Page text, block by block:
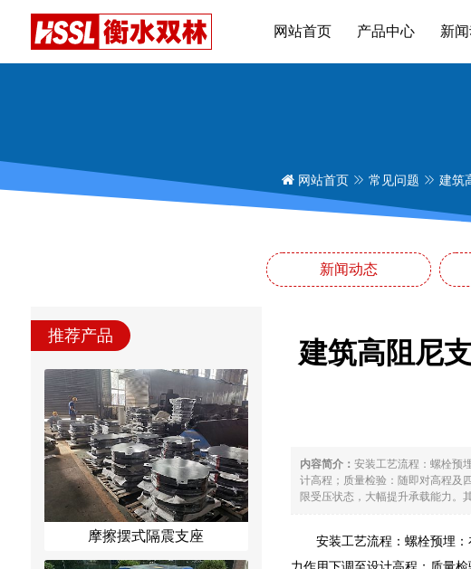
网站首页 产品中心 新
网站首页 常见问题 建筑
新闻动态
推荐产品
摩擦摆式隔震支座
建筑高阻尼
内容简介： 安装工艺流程：螺栓预
计高程；质量检验：随即对高程及
限受压状态，大幅提升承载能力。
安装工艺流程：螺栓预埋
力作用下调至设计高程；质量